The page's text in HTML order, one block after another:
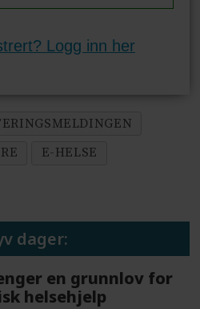
Logg inn her
E-HELSE
dager:
en grunnlov for
helsehjelp